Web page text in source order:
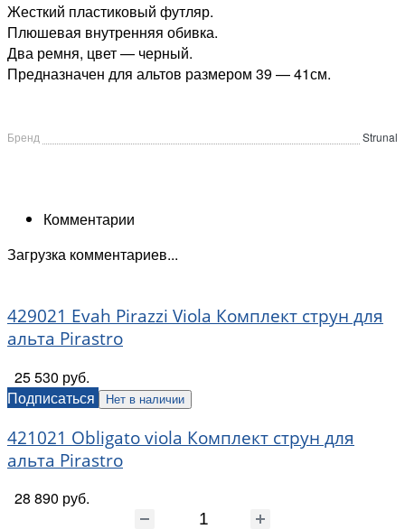
Жесткий пластиковый футляр.
Плюшевая внутренняя обивка.
Два ремня, цвет — черный.
Предназначен для альтов размером 39 — 41см.
Бренд Strunal
Комментарии
Загрузка комментариев...
429021 Evah Pirazzi Viola Комплект струн для
альта Pirastro
25 530 руб.
Подписаться
Нет в наличии
421021 Obligato viola Комплект струн для
альта Pirastro
28 890 руб.